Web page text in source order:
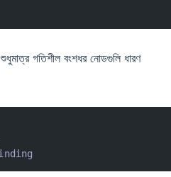
গতিশীল বংশধর নোডগুলি ধারণ